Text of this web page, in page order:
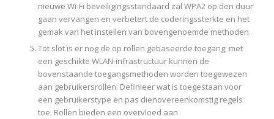
nieuwe Wi-Fi beveiligingsstandaard zal WPA2 op den duur
gaan vervangen en verbetert de coderingssterkte en het
gemak van het instellen van bovengenoemde methoden.
Tot slot is er nog de op rollen gebaseerde toegang; met
een geschikte WLAN-infrastructuur kunnen de
bovenstaande toegangsmethoden worden toegewezen
aan gebruikersrollen. Definieer wat is toegestaan voor
een gebruikerstype en pas dienovereenkomstig regels
toe. Rollen bieden een overvloed aan